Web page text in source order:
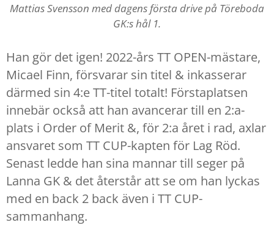
Mattias Svensson med dagens första drive på Töreboda
GK:s hål 1.
Han gör det igen! 2022-års TT OPEN-mästare,
Micael Finn, försvarar sin titel & inkasserar
därmed sin 4:e TT-titel totalt! Förstaplatsen
innebär också att han avancerar till en 2:a-
plats i Order of Merit &, för 2:a året i rad, axlar
ansvaret som TT CUP-kapten för Lag Röd.
Senast ledde han sina mannar till seger på
Lanna GK & det återstår att se om han lyckas
med en back 2 back även i TT CUP-
sammanhang.